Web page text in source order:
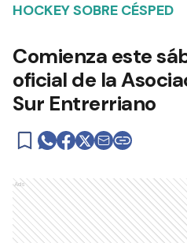
HOCKEY SOBRE CÉSPED
Comienza este
oficial de la
Sur Entrerriano
Ads